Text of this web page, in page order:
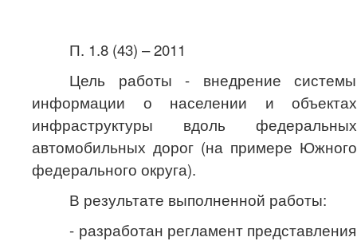
П. 1.8 (43) – 2011
Цель работы - внедрение системы
информации о населении и объектах
инфраструктуры вдоль федеральных
автомобильных дорог (на примере Южного
федерального округа).
В результате выполненной работы:
- разработан регламент представления